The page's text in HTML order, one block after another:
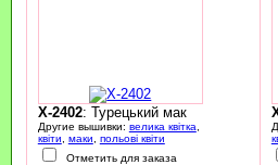
X-2402: Турецький мак
Другие вышивки: велика квітка
квіти
маки
польові квіти
Отметить для заказа